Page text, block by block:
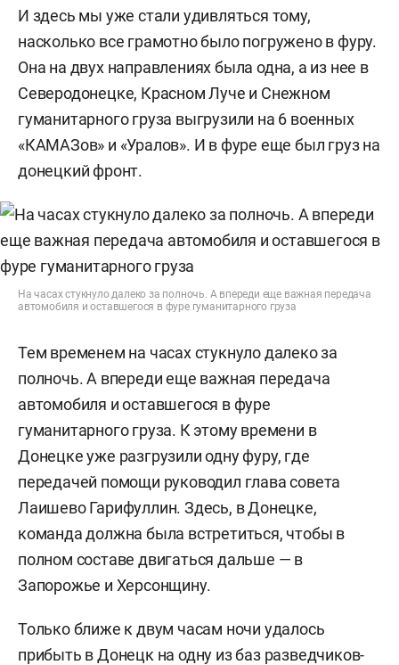
И здесь мы уже стали удивляться тому,
насколько все грамотно было погружено в фуру.
Она на двух направлениях была одна, а из нее в
Северодонецке, Красном Луче и Снежном
гуманитарного груза выгрузили на 6 военных
«КАМАЗов» и «Уралов». И в фуре еще был груз на
донецкий фронт.
На часах стукнуло далеко за полночь. А впереди еще важная передача
автомобиля и оставшегося в фуре гуманитарного груза
Тем временем на часах стукнуло далеко за
полночь. А впереди еще важная передача
автомобиля и оставшегося в фуре
гуманитарного груза. К этому времени в
Донецке уже разгрузили одну фуру, где
передачей помощи руководил глава совета
Лаишево Гарифуллин. Здесь, в Донецке,
команда должна была встретиться, чтобы в
полном составе двигаться дальше — в
Запорожье и Херсонщину.
Только ближе к двум часам ночи удалось
прибыть в Донецк на одну из баз разведчиков-